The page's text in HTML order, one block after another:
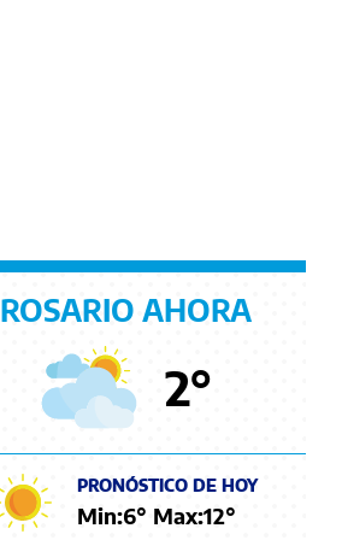
ROSARIO AHORA
2°
PRONÓSTICO DE HOY
Min:6° Max:12°